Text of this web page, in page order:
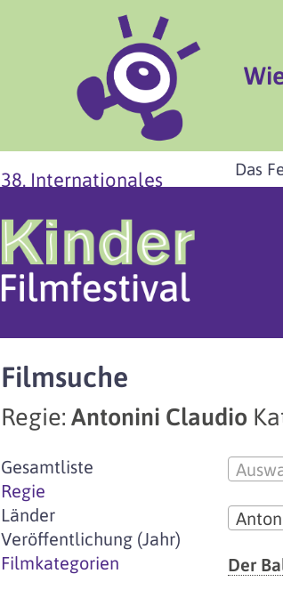
38. Internationales Das
Filmsuche
Regie: Antonini Claudio
Gesamtliste
Regie
Länder
Veröffentlichung (Jahr)
Filmkategorien
Der